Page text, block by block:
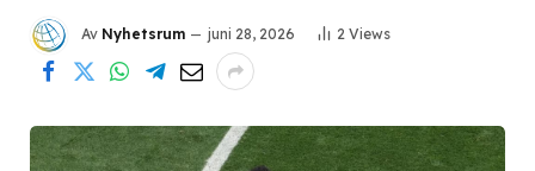
Av Nyhetsrum juni 28, 2026 2 Views